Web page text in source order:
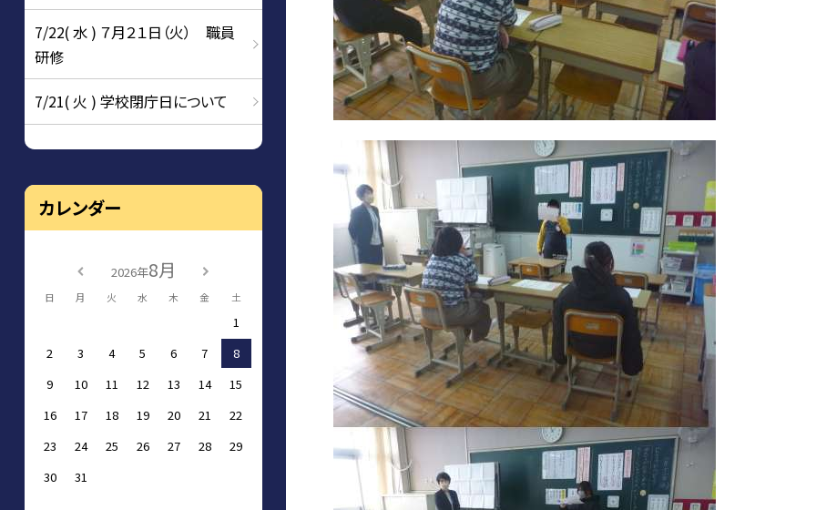
7/22( 水 ) ７月２１日（火） 職員
研修
7/21( 火 ) 学校閉庁日について
カレンダー
2026年8月
日 月 火 水 木 金 土
1
2
3 4 5 6 7
8
9
10 11 12 13 14
15
16
17 18 19 20 21
22
23
24 25 26 27 28
29
30
31